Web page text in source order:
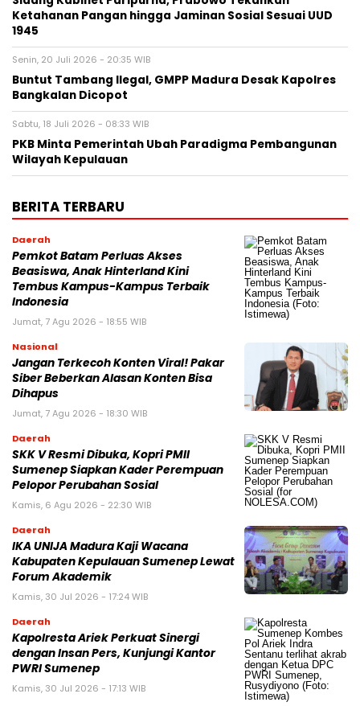
Ketahanan Pangan hingga Jaminan Sosial Sesuai UUD
1945
Senin, 20 Juli 2026 - 20:35 WIB
Buntut Tambang Ilegal, GMPP Madura Desak Kapolres
Bangkalan Dicopot
Sabtu, 18 Juli 2026 - 08:33 WIB
PKB Minta Pemerintah Ubah Paradigma Pembangunan
Wilayah Kepulauan
BERITA TERBARU
Daerah
Pemkot Batam Perluas Akses
Beasiswa, Anak Hinterland Kini
Tembus Kampus-Kampus Terbaik
Indonesia
Jumat, 7 Agu 2026 - 18:55 WIB
Nasional
Jangan Terkecoh Konten Viral! Pakar
Siber Beberkan Alasan Konten Bisa
Dihapus
Jumat, 7 Agu 2026 - 18:30 WIB
Daerah
SKK V Resmi Dibuka, Kopri PMII
Sumenep Siapkan Kader Perempuan
Pelopor Perubahan Sosial
Kamis, 6 Agu 2026 - 22:30 WIB
Daerah
IKA UNIJA Madura Kaji Wacana
Kabupaten Kepulauan Sumenep Lewat
Forum Akademik
Kamis, 30 Jul 2026 - 17:24 WIB
Daerah
Kapolresta Ariek Perkuat Sinergi
dengan Insan Pers, Kunjungi Kantor
PWRI Sumenep
Kamis, 30 Jul 2026 - 17:13 WIB